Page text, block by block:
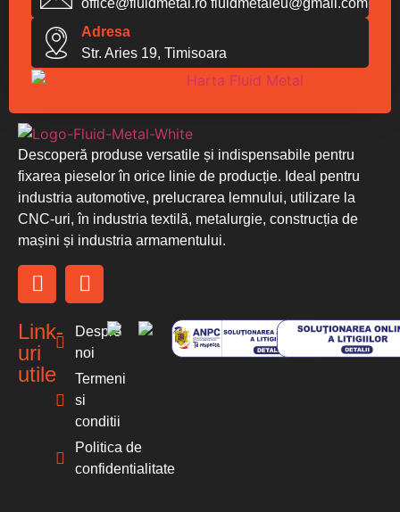
Descoperă produse versatile și indispensabile pentru
fixarea pieselor în orice linie de producție. Ideal pentru
industria automotive, prelucrarea lemnului, utilizare la
CNC-uri, în industria textilă, metalurgie, construcția de
mașini și industria armamentului.
Link-
uri
utile
Despre
noi
Termeni
si
conditii
Politica de
confidentialitate
office@fluidmetal.ro fluidmetaleu@gmail.com
Adresa
Str. Aries 19, Timisoara